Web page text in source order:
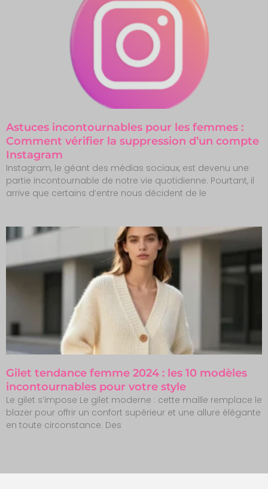
Astuces incontournables pour les femmes :
Comment vérifier la suppression d’un compte
Instagram
Instagram, le géant des médias sociaux, est devenu une
partie incontournable de notre vie quotidienne. Pourtant, il
arrive que certains d’entre nous décident de le
Gilet tendance femme 2024 : les 10 modèles
incontournables pour votre style
Le gilet s’impose Le gilet moderne : cette maille remplace le
blazer pour offrir un confort supérieur et une allure élégante
en toute circonstance. Des